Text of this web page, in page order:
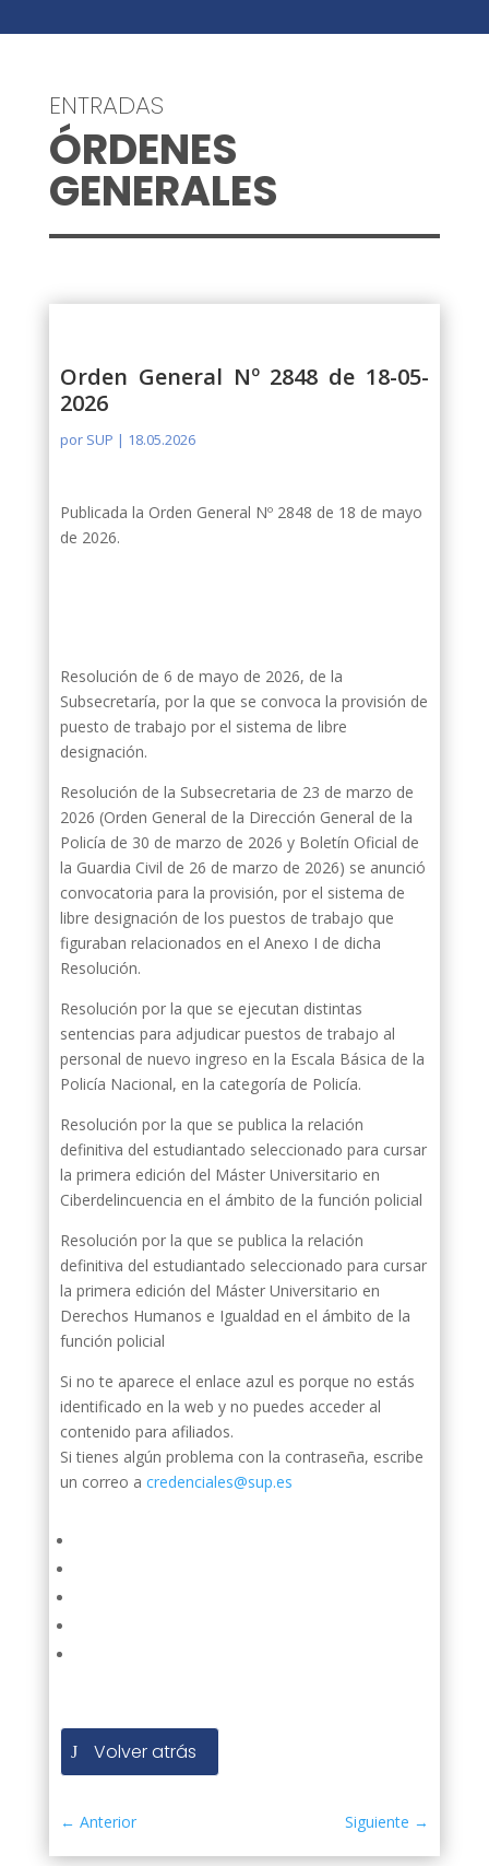
ENTRADAS
ÓRDENES
GENERALES
Orden General Nº 2848 de 18-05-
2026
por SUP | 18.05.2026
Publicada la Orden General Nº 2848 de 18 de mayo
de 2026.
Resolución de 6 de mayo de 2026, de la
Subsecretaría, por la que se convoca la provisión de
puesto de trabajo por el sistema de libre
designación.
Resolución de la Subsecretaria de 23 de marzo de
2026 (Orden General de la Dirección General de la
Policía de 30 de marzo de 2026 y Boletín Oficial de
la Guardia Civil de 26 de marzo de 2026) se anunció
convocatoria para la provisión, por el sistema de
libre designación de los puestos de trabajo que
figuraban relacionados en el Anexo I de dicha
Resolución.
Resolución por la que se ejecutan distintas
sentencias para adjudicar puestos de trabajo al
personal de nuevo ingreso en la Escala Básica de la
Policía Nacional, en la categoría de Policía.
Resolución por la que se publica la relación
definitiva del estudiantado seleccionado para cursar
la primera edición del Máster Universitario en
Ciberdelincuencia en el ámbito de la función policial
Resolución por la que se publica la relación
definitiva del estudiantado seleccionado para cursar
la primera edición del Máster Universitario en
Derechos Humanos e Igualdad en el ámbito de la
función policial
Si no te aparece el enlace azul es porque no estás
identificado en la web y no puedes acceder al
contenido para afiliados.
Si tienes algún problema con la contraseña, escribe
un correo a credenciales@sup.es
Volver atrás
← Anterior Siguiente →